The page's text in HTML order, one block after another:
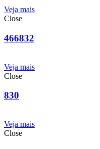
Veja mais
Close
466832
Veja mais
Close
830
Veja mais
Close